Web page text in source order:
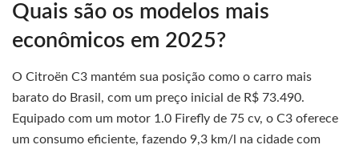
Quais são os modelos mais
econômicos em 2025?
O Citroën C3 mantém sua posição como o carro mais
barato do Brasil, com um preço inicial de R$ 73.490.
Equipado com um motor 1.0 Firefly de 75 cv, o C3 oferece
um consumo eficiente, fazendo 9,3 km/l na cidade com